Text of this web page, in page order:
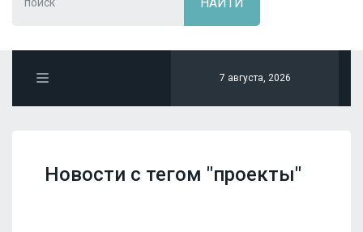
7 августа, 2026
Новости с тегом "проекты"